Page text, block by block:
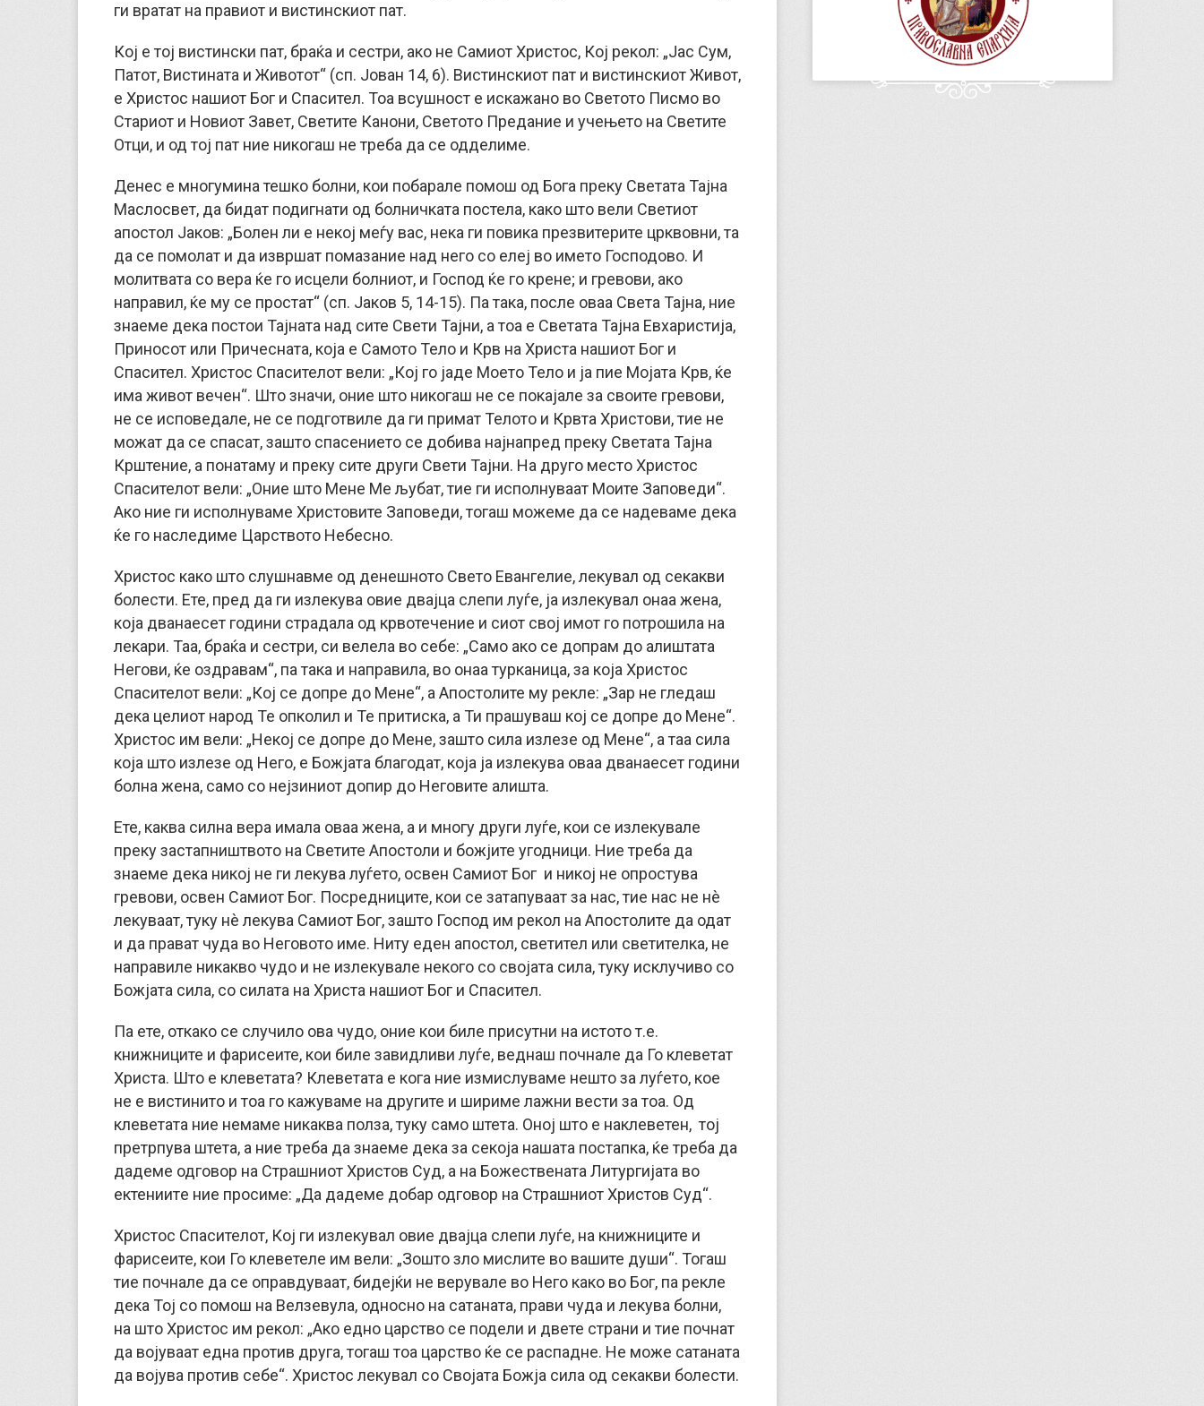
ги вратат на правиот и вистинскиот пат.
Кој е тој вистински пат, браќа и сестри, ако не Самиот Христос, Кој рекол: „Јас Сум,
Патот, Вистината и Животот“ (сп. Јован 14, 6). Вистинскиот пат и вистинскиот Живот,
е Христос нашиот Бог и Спасител. Тоа всушност е искажано во Светото Писмо во
Стариот и Новиот Завет, Светите Канони, Светото Предание и учењето на Светите
Отци, и од тој пат ние никогаш не треба да се одделиме.
Денес е многумина тешко болни, кои побарале помош од Бога преку Светата Тајна
Маслосвет, да бидат подигнати од болничката постела, како што вели Светиот
апостол Јаков: „Болен ли е некој меѓу вас, нека ги повика презвитерите црквовни, та
да се помолат и да извршат помазание над него со елеј во името Господово. И
молитвата со вера ќе го исцели болниот, и Господ ќе го крене; и гревови, ако
направил, ќе му се простат“ (сп. Јаков 5, 14-15). Па така, после оваа Света Тајна, ние
знаеме дека постои Тајната над сите Свети Тајни, а тоа е Светата Тајна Евхаристија,
Приносот или Причесната, која е Самото Тело и Крв на Христа нашиот Бог и
Спасител. Христос Спасителот вели: „Кој го јаде Моето Тело и ја пие Мојата Крв, ќе
има живот вечен“. Што значи, оние што никогаш не се покајале за своите гревови,
не се исповедале, не се подготвиле да ги примат Телото и Крвта Христови, тие не
можат да се спасат, зашто спасението се добива најнапред преку Светата Тајна
Крштение, а понатаму и преку сите други Свети Тајни. На друго место Христос
Спасителот вели: „Оние што Мене Ме љубат, тие ги исполнуваат Моите Заповеди“.
Ако ние ги исполнуваме Христовите Заповеди, тогаш можеме да се надеваме дека
ќе го наследиме Царството Небесно.
Христос како што слушнавме од денешното Свето Евангелие, лекувал од секакви
болести. Ете, пред да ги излекува овие двајца слепи луѓе, ја излекувал онаа жена,
која дванаесет години страдала од крвотечение и сиот свој имот го потрошила на
лекари. Таа, браќа и сестри, си велела во себе: „Само ако се допрам до алиштата
Негови, ќе оздравам“, па така и направила, во онаа турканица, за која Христос
Спасителот вели: „Кој се допре до Мене“, а Апостолите му рекле: „Зар не гледаш
дека целиот народ Те опколил и Те притиска, а Ти прашуваш кој се допре до Мене“.
Христос им вели: „Некој се допре до Мене, зашто сила излезе од Мене“, а таа сила
која што излезе од Него, е Божјата благодат, која ја излекува оваа дванаесет години
болна жена, само со нејзиниот допир до Неговите алишта.
Ете, каква силна вера имала оваа жена, а и многу други луѓе, кои се излекувале
преку застапништвото на Светите Апостоли и божјите угодници. Ние треба да
знаеме дека никој не ги лекува луѓето, освен Самиот Бог и никој не опростува
гревови, освен Самиот Бог. Посредниците, кои се затапуваат за нас, тие нас не нè
лекуваат, туку нè лекува Самиот Бог, зашто Господ им рекол на Апостолите да одат
и да прават чуда во Неговото име. Ниту еден апостол, светител или светителка, не
направиле никакво чудо и не излекувале некого со својата сила, туку исклучиво со
Божјата сила, со силата на Христа нашиот Бог и Спасител.
Па ете, откако се случило ова чудо, оние кои биле присутни на истото т.е.
книжниците и фарисеите, кои биле завидливи луѓе, веднаш почнале да Го клеветат
Христа. Што е клеветата? Клеветата е кога ние измислуваме нешто за луѓето, кое
не е вистинито и тоа го кажуваме на другите и шириме лажни вести за тоа. Од
клеветата ние немаме никаква полза, туку само штета. Оној што е наклеветен, тој
претрпува штета, а ние треба да знаеме дека за секоја нашата постапка, ќе треба да
дадеме одговор на Страшниот Христов Суд, а на Божествената Литургијата во
ектениитe ние просиме: „Да дадеме добар одговор на Страшниот Христов Суд“.
Христос Спасителот, Кој ги излекувал овие двајца слепи луѓе, на книжниците и
фарисеите, кои Го клеветеле им вели: „Зошто зло мислите во вашите души“. Тогаш
тие почнале да се оправдуваат, бидејќи не верувале во Него како во Бог, па рекле
дека Тој со помош на Велзевула, односно на сатаната, прави чуда и лекува болни,
на што Христос им рекол: „Ако едно царство се подели и двете страни и тие почнат
да војуваат една против друга, тогаш тоа царство ќе се распадне. Не може сатаната
да војува против себе“. Христос лекувал со Својата Божја сила од секакви болести.